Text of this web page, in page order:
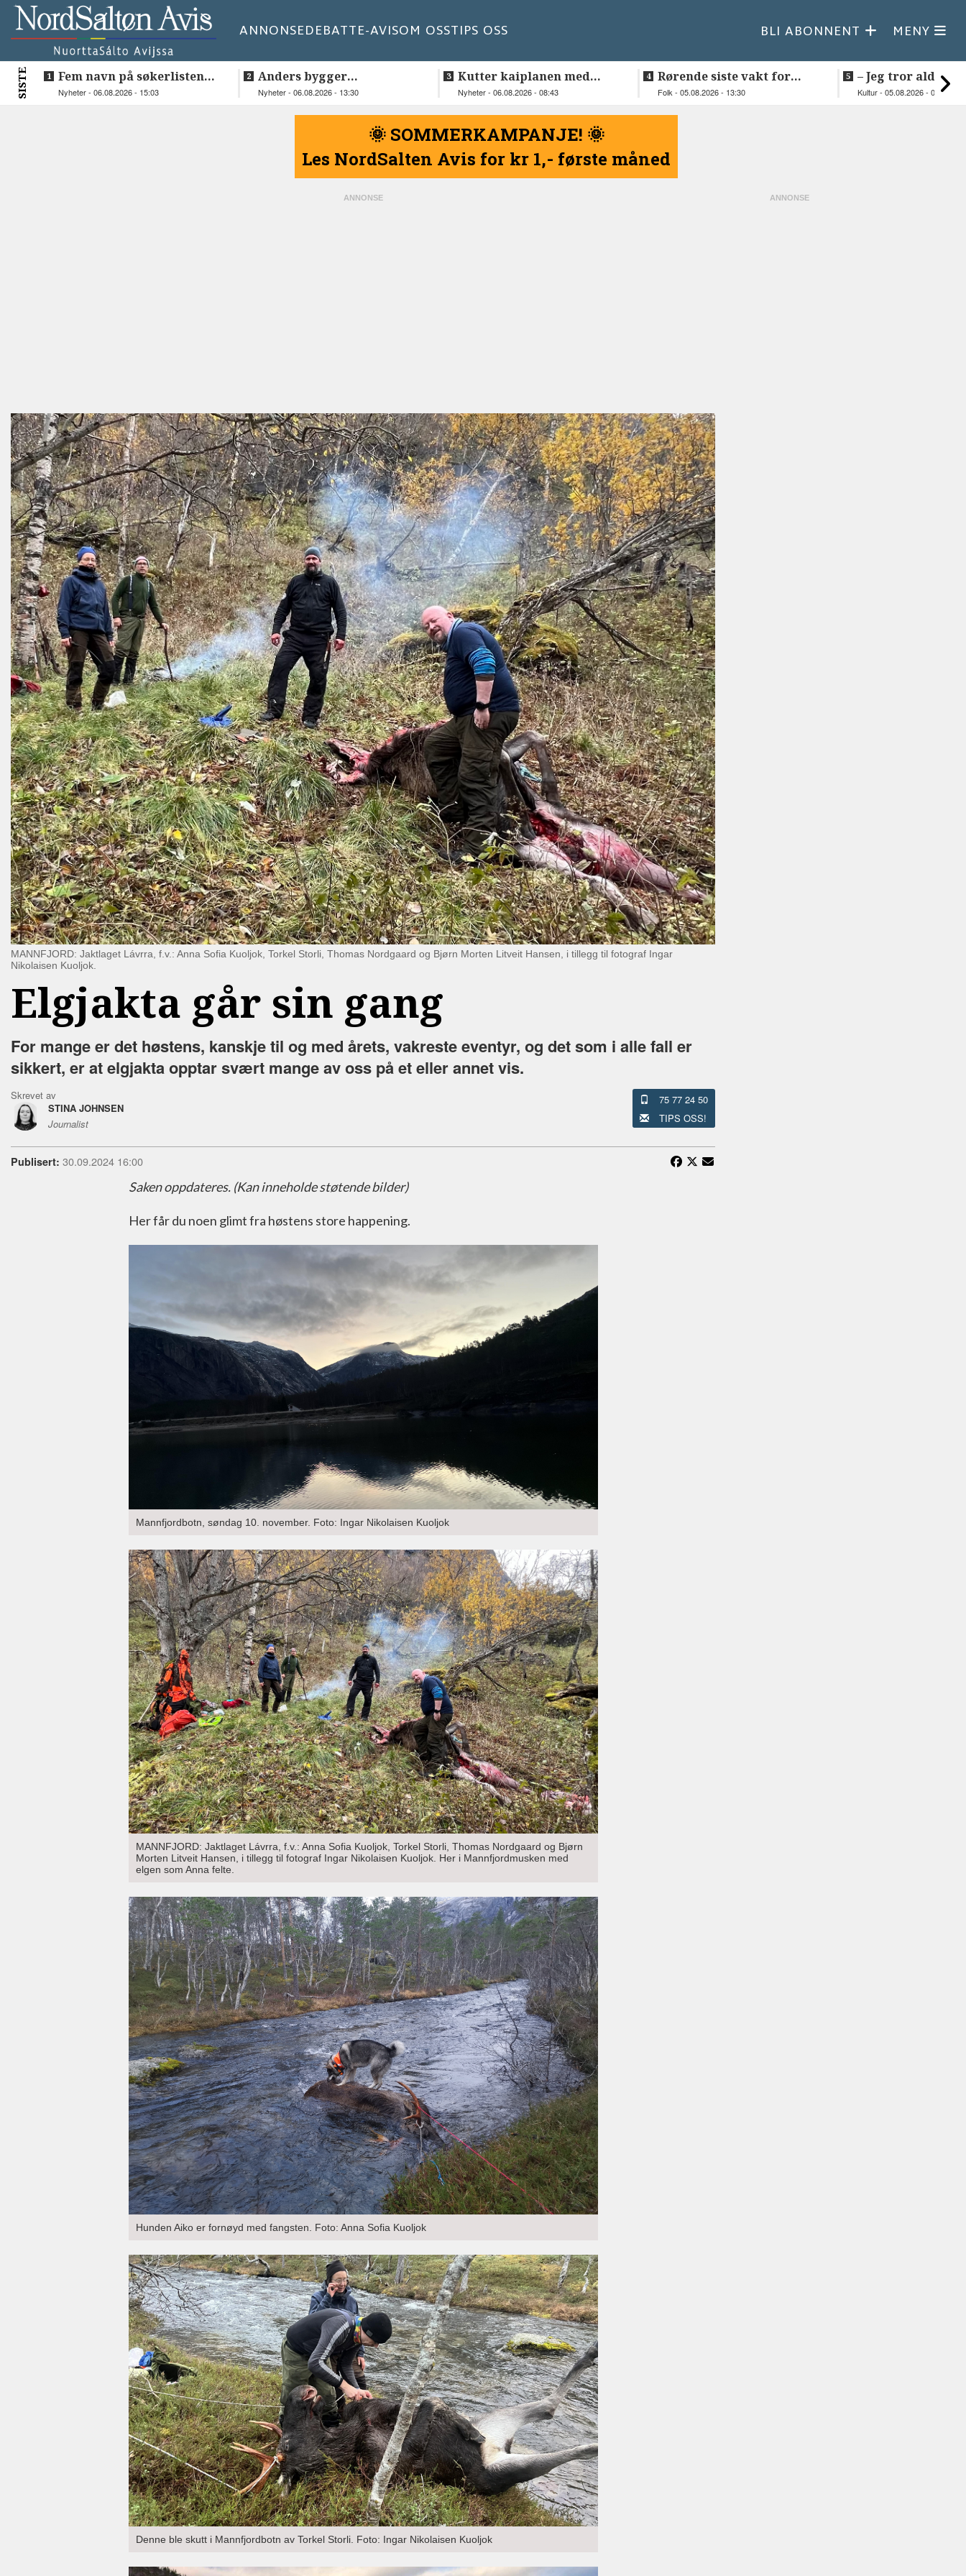
ANNONSEDEBATTE-AVISOM OSSTIPS OSS BLI ABONNENT MENY
SISTE
Fem navn på søkerlisten
til toppjobben i
Nyheter - 06.08.2026 - 15:03
Anders bygger
teknologiselskap fra
Nyheter - 06.08.2026 - 13:30
Kutter kaiplanen med
flere hundre millioner
Nyheter - 06.08.2026 - 08:43
Rørende siste vakt for
Inge på Helnessund-kaia
Folk - 05.08.2026 - 13:30
–⁠ Jeg tror aldri
så vakker natur
Kultur - 05.08.2026 - 09:20
🌞 SOMMERKAMPANJE! 🌞
Les NordSalten Avis for kr 1,- første måned
MANNFJORD: Jaktlaget Lávrra, f.v.: Anna Sofia Kuoljok, Torkel Storli, Thomas Nordgaard og Bjørn Morten Litveit Hansen, i tillegg til fotograf Ingar
Nikolaisen Kuoljok.
Elgjakta går sin gang
For mange er det høstens, kanskje til og med årets, vakreste eventyr, og det som i alle fall er
sikkert, er at elgjakta opptar svært mange av oss på et eller annet vis.
Skrevet av
STINA JOHNSEN
Journalist
75 77 24 50
TIPS OSS!
Publisert: 30.09.2024 16:00
Saken oppdateres. (Kan inneholde støtende bilder)
Her får du noen glimt fra høstens store happening.
Mannfjordbotn, søndag 10. november. Foto: Ingar Nikolaisen Kuoljok
MANNFJORD: Jaktlaget Lávrra, f.v.: Anna Sofia Kuoljok, Torkel Storli, Thomas Nordgaard og Bjørn
Morten Litveit Hansen, i tillegg til fotograf Ingar Nikolaisen Kuoljok. Her i Mannfjordmusken med
elgen som Anna felte.
Hunden Aiko er fornøyd med fangsten. Foto: Anna Sofia Kuoljok
Denne ble skutt i Mannfjordbotn av Torkel Storli. Foto: Ingar Nikolaisen Kuoljok